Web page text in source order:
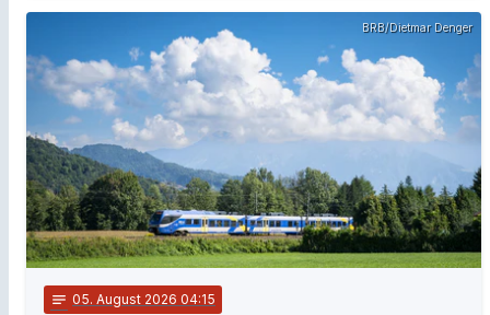
BRB/Dietmar Denger
notes 05. August 2026 04:15